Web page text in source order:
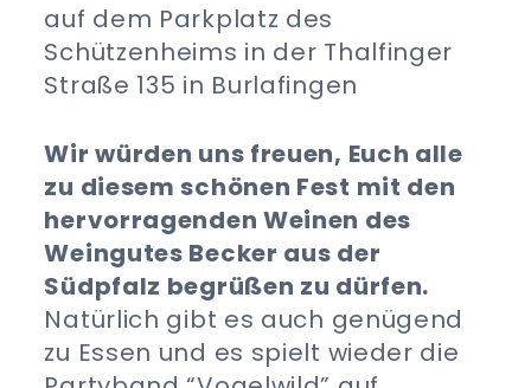
auf dem Parkplatz des
Schützenheims in der Thalfinger
Straße 135 in Burlafingen
Wir würden uns freuen, Euch alle
zu diesem schönen Fest mit den
hervorragenden Weinen des
Weingutes Becker aus der
Südpfalz begrüßen zu dürfen.
Natürlich gibt es auch genügend
zu Essen und es spielt wieder die